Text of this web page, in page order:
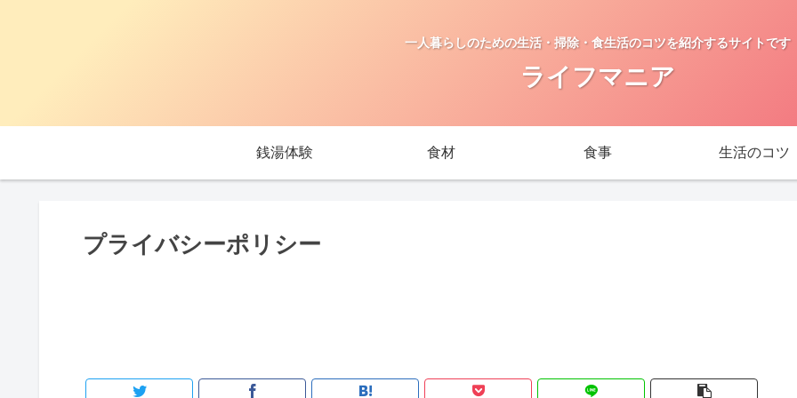
一人暮らしのための生活・掃除・食生活のコツを紹介するサイトです
ライフマニア
銭湯体験 食材 食事 生活のコツ
プライバシーポリシー